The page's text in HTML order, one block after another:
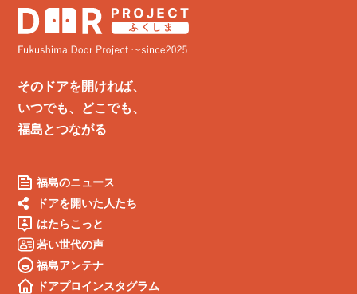
そのドアを開ければ、
いつでも、どこでも、
福島とつながる
福島のニュース
ドアを開いた人たち
はたらこっと
若い世代の声
福島アンテナ
ドアプロインスタグラム